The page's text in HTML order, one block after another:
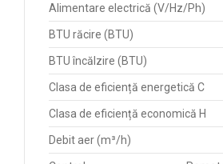
Alimentare electrică (V/Hz/Ph)
BTU răcire (BTU)
BTU încălzire (BTU)
Clasa de eficiență energetică C
Clasa de eficiență economică H
Debit aer (m³/h)